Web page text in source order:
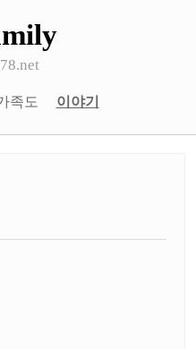
족도 이야기